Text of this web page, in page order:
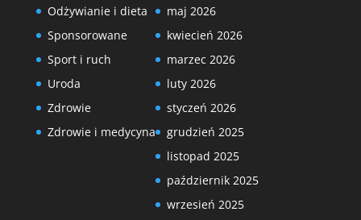
Odżywianie i dieta
Sponsorowane
Sport i ruch
Uroda
Zdrowie
Zdrowie i medycyna
maj 2026
kwiecień 2026
marzec 2026
luty 2026
styczeń 2026
grudzień 2025
listopad 2025
październik 2025
wrzesień 2025